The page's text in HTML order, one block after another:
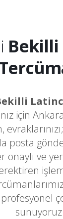
Bekilli
için
posta
onaylı ve
sunuyoruz.